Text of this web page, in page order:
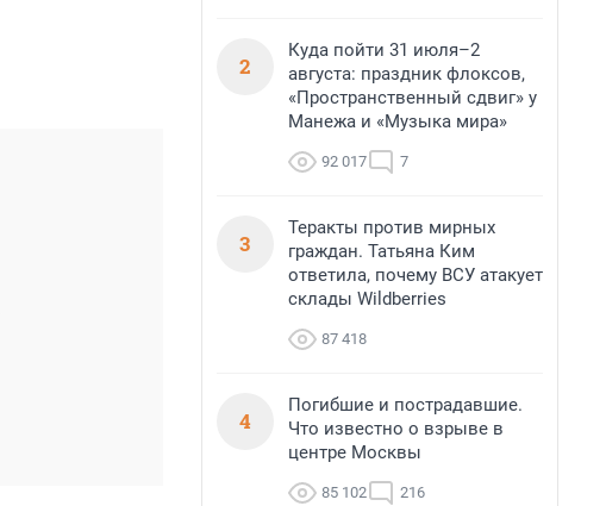
2
Куда пойти 31 июля–2
августа: праздник флоксов,
«Пространственный сдвиг» у
Манежа и «Музыка мира»
92 017 7
3
Теракты против мирных
граждан. Татьяна Ким
ответила, почему ВСУ атакует
склады Wildberries
87 418
4
Погибшие и пострадавшие.
Что известно о взрыве в
центре Москвы
85 102 216